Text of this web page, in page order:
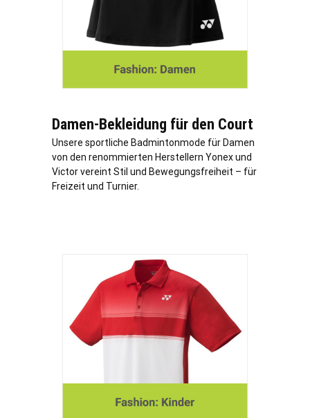
Damen-Bekleidung für den Court
Unsere sportliche Badmintonmode für Damen
von den renommierten Herstellern Yonex und
Victor vereint Stil und Bewegungsfreiheit – für
Freizeit und Turnier.